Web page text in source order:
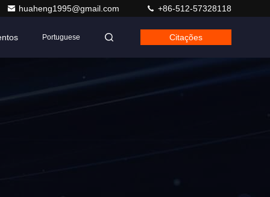
huaheng1995@gmail.com +86-512-57328118
Portuguese Citações